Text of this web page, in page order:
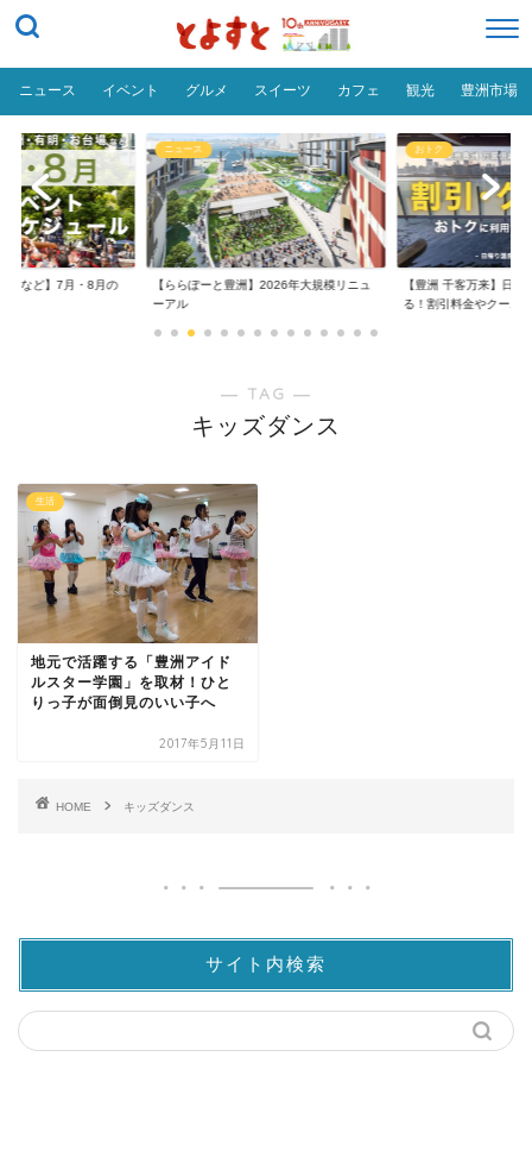
ニュース イベント グルメ スイーツ カフェ 観光 豊洲市場
場など】7月・8月の
ニュース
【ららぽーと豊洲】2026年大規模リニュ
ーアル
おトク
【豊洲 千客万来】日帰
る！割引料金やクーポ...
― TAG ―
キッズダンス
生活
地元で活躍する「豊洲アイド
ルスター学園」を取材！ひと
りっ子が面倒見のいい子へ
2017年5月11日
HOME キッズダンス
サイト内検索